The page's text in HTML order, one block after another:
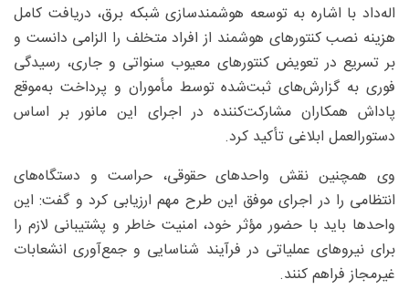
اله‌داد با اشاره به توسعه هوشمندسازی شبکه برق، دریافت کامل
هزینه نصب کنتورهای هوشمند از افراد متخلف را الزامی دانست و
بر تسریع در تعویض کنتورهای معیوب سنواتی و جاری، رسیدگی
فوری به گزارش‌های ثبت‌شده توسط مأموران و پرداخت به‌موقع
پاداش همکاران مشارکت‌کننده در اجرای این مانور بر اساس
دستورالعمل ابلاغی تأکید کرد.
وی همچنین نقش واحدهای حقوقی، حراست و دستگاه‌های
انتظامی را در اجرای موفق این طرح مهم ارزیابی کرد و گفت: این
واحدها باید با حضور مؤثر خود، امنیت خاطر و پشتیبانی لازم را
برای نیروهای عملیاتی در فرآیند شناسایی و جمع‌آوری انشعابات
غیرمجاز فراهم کنند.